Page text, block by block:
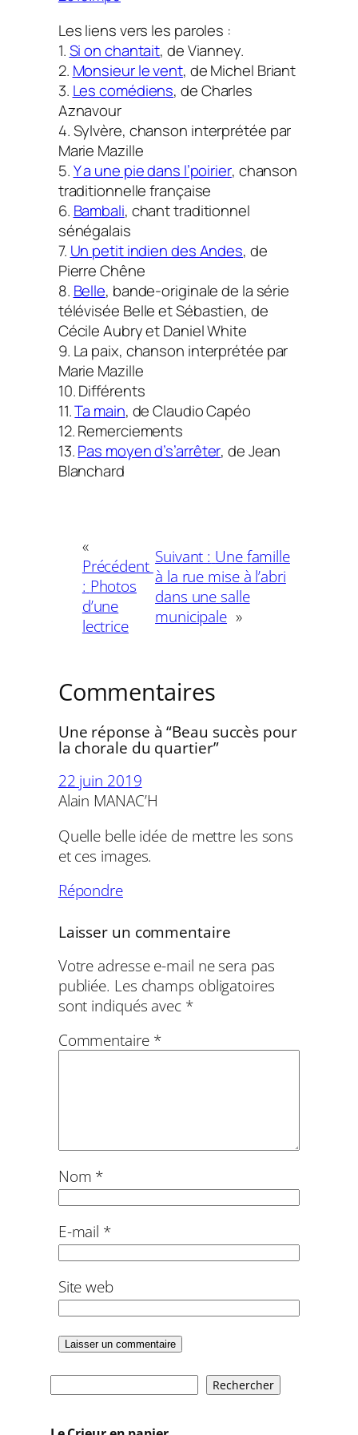
Les liens vers les paroles :
1.Si on chantait, de Vianney.
2. Monsieur le vent, de Michel Briant
3. Les comédiens, de Charles
Aznavour
4.Sylvère, chanson interprétée par
Marie Mazille
5.Y a une pie dans l’poirier, chanson
traditionnelle française
6. Bambali, chant traditionnel
sénégalais
7. Un petit indien des Andes, de
Pierre Chêne
8. Belle, bande-originale de la série
télévisée Belle et Sébastien, de
Cécile Aubry et Daniel White
9. La paix, chanson interprétée par
Marie Mazille
10.Différents
11.Ta main, de Claudio Capéo
12. Remerciements
13.Pas moyen d’s’arrêter, de Jean
Blanchard
«
Précédent
: Photos
d’une
lectrice
Suivant : Une famille
à la rue mise à l’abri
dans une salle
municipale »
Commentaires
Une réponse à “Beau succès pour
la chorale du quartier”
22 juin 2019
Alain MANAC’H
Quelle belle idée de mettre les sons
et ces images.
Répondre
Laisser un commentaire
Votre adresse e-mail ne sera pas
publiée. Les champs obligatoires
sont indiqués avec *
Commentaire *
Nom *
E-mail *
Site web
c
Rechercher